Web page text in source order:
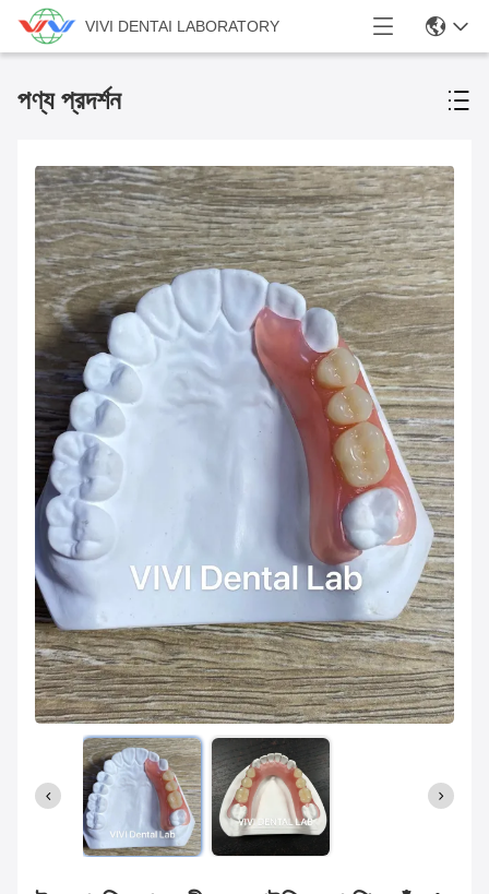
VIVI DENTAI LABORATORY
পণ্য প্রদর্শন